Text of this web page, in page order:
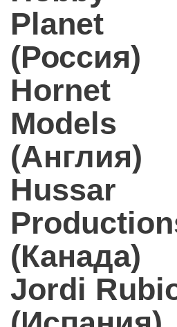
Planet
(Россия)
Hornet
Models
(Англия)
Hussar
(Канада)
Jordi